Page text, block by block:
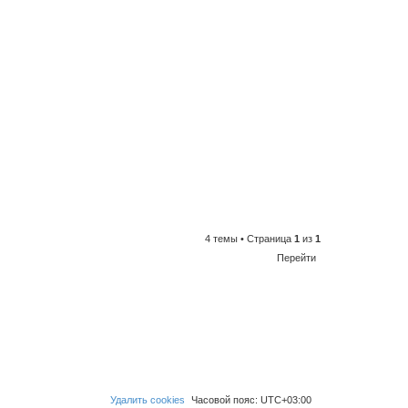
4 темы • Страница 1 из 1
Перейти
Часовой пояс: UTC+03:00
Удалить cookies